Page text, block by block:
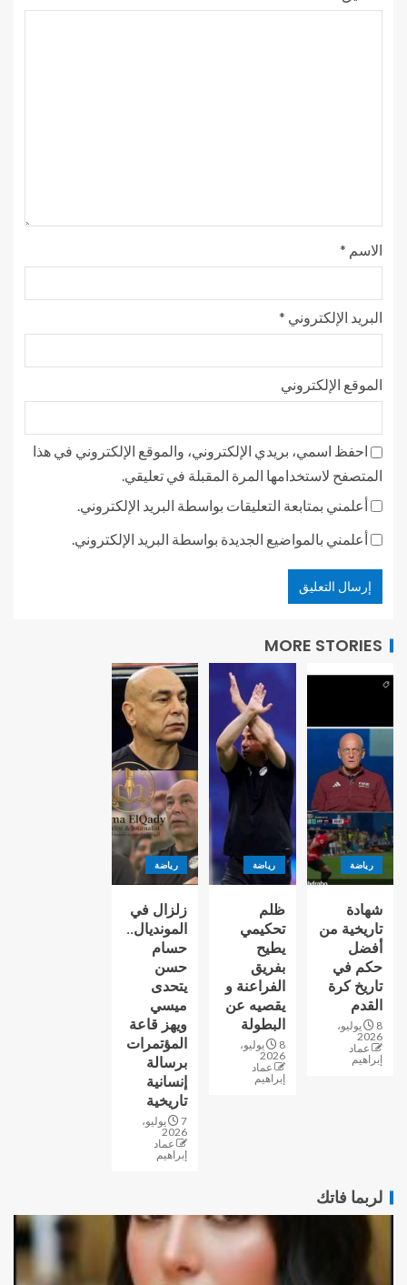
الاسم *
البريد الإلكتروني *
الموقع الإلكتروني
احفظ اسمي، بريدي الإلكتروني، والموقع الإلكتروني في هذا
المتصفح لاستخدامها المرة المقبلة في تعليقي.
أعلمني بمتابعة التعليقات بواسطة البريد الإلكتروني.
أعلمني بالمواضيع الجديدة بواسطة البريد الإلكتروني.
MORE STORIES
رياضة
شهادة
تاريخية من
أفضل
حكم في
تاريخ كرة
القدم
8 يوليو،
2026
عماد
إبراهيم
رياضة
ظلم
تحكيمي
يطيح
بفريق
الفراعنة و
يقصيه عن
البطولة
8 يوليو،
2026
عماد
إبراهيم
رياضة
زلزال في
المونديال..
حسام
حسن
يتحدى
ميسي
ويهز قاعة
المؤتمرات
برسالة
إنسانية
تاريخية
7 يوليو،
2026
عماد
إبراهيم
لربما فاتك